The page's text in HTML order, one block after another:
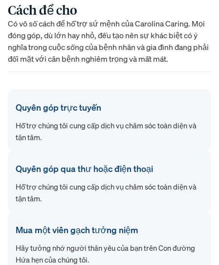
Cách để cho
Có vô số cách để hỗ trợ sứ mệnh của Carolina Caring. Mọi
đóng góp, dù lớn hay nhỏ, đều tạo nên sự khác biệt có ý
nghĩa trong cuộc sống của bệnh nhân và gia đình đang phải
đối mặt với căn bệnh nghiêm trọng và mất mát.
Quyên góp trực tuyến
Hỗ trợ chúng tôi cung cấp dịch vụ chăm sóc toàn diện và
tận tâm.
Quyên góp qua thư hoặc điện thoại
Hỗ trợ chúng tôi cung cấp dịch vụ chăm sóc toàn diện và
tận tâm.
Mua một viên gạch tưởng niệm
Hãy tưởng nhớ người thân yêu của bạn trên Con đường
Hứa hẹn của chúng tôi.